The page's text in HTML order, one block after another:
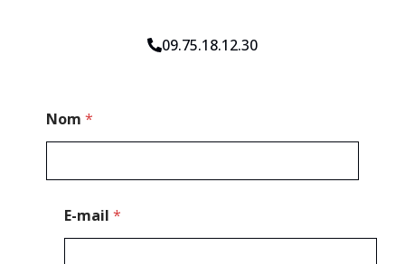
09.75.18.12.30
Nom *
E-mail *